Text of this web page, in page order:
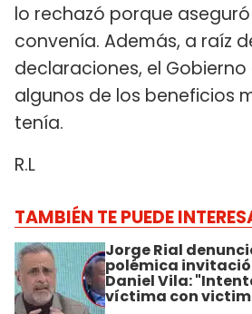
lo rechazó porque
convenía. Además, a raíz
declaraciones, el
algunos de los beneficios
tenía.
R.L
TAMBIÉN TE PUEDE
Jorge Rial
polémica
Daniel Vila:
víctima con